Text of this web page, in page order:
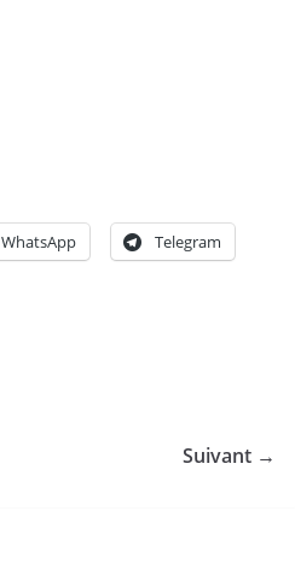
WhatsApp Telegram
Suivant →